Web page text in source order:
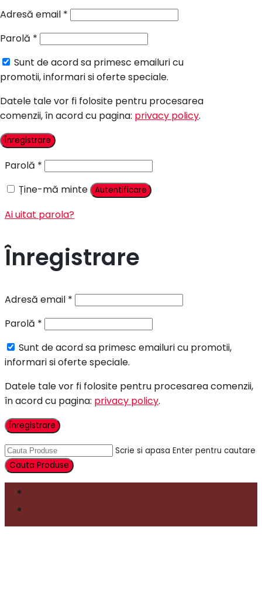
Candy Bar Botez
Contact
Autentificare
Parolă *
Ține-mă minte
Autentificare
Ai uitat parola?
Înregistrare
Adresă email *
Parolă *
Sunt de acord sa primesc emailuri cu promotii,
informari si oferte speciale.
Datele tale vor fi folosite pentru procesarea comenzii,
în acord cu pagina: privacy policy.
Înregistrare
Scrie si apasa Enter pentru cautare
Adresă email *
Parolă *
Sunt de acord sa primesc emailuri cu
promotii, informari si oferte speciale.
Datele tale vor fi folosite pentru procesarea
comenzii, în acord cu pagina: privacy policy.
Înregistrare